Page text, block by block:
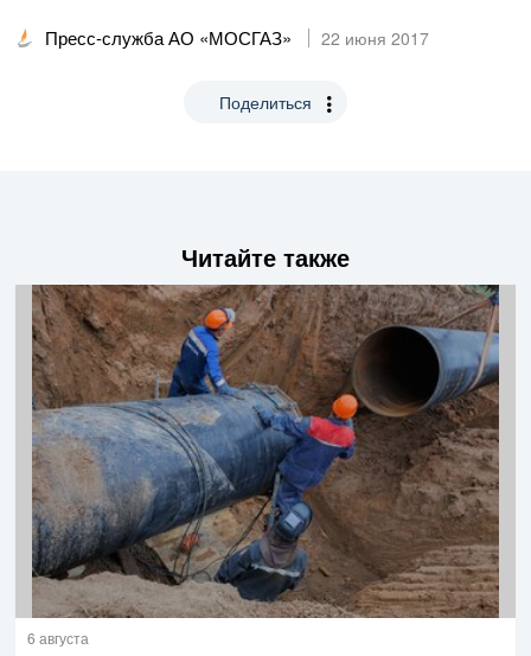
Пресс-служба АО «МОСГАЗ» 22 июня 2017
Поделиться
Читайте также
6 августа